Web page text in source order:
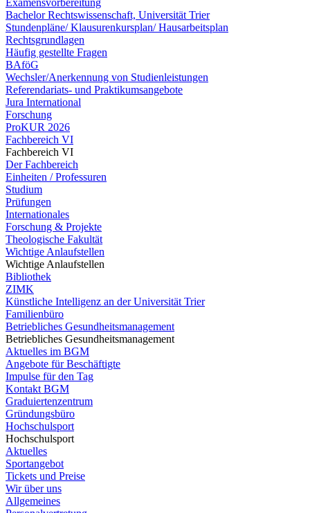
Examensvorbereitung
Bachelor Rechtswissenschaft, Universität Trier
Stundenpläne/ Klausurenkursplan/ Hausarbeitsplan
Rechtsgrundlagen
Häufig gestellte Fragen
BAföG
Wechsler/Anerkennung von Studienleistungen
Referendariats- und Praktikumsangebote
Jura International
Forschung
ProKUR 2026
Fachbereich VI
Fachbereich VI
Der Fachbereich
Einheiten / Professuren
Studium
Prüfungen
Internationales
Forschung & Projekte
Theologische Fakultät
Wichtige Anlaufstellen
Wichtige Anlaufstellen
Bibliothek
ZIMK
Künstliche Intelligenz an der Universität Trier
Familienbüro
Betriebliches Gesundheitsmanagement
Betriebliches Gesundheitsmanagement
Aktuelles im BGM
Angebote für Beschäftigte
Impulse für den Tag
Kontakt BGM
Graduiertenzentrum
Gründungsbüro
Hochschulsport
Hochschulsport
Aktuelles
Sportangebot
Tickets und Preise
Wir über uns
Allgemeines